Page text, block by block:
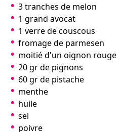
3 tranches de melon
1 grand avocat
1 verre de couscous
fromage de parmesen
moitié d'un oignon rouge
20 gr de pignons
60 gr de pistache
menthe
huile
sel
poivre